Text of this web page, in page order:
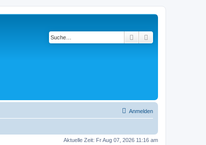
Suche
Anmelden
Aktuelle Zeit: Fr Aug 07, 2026 11:16 am